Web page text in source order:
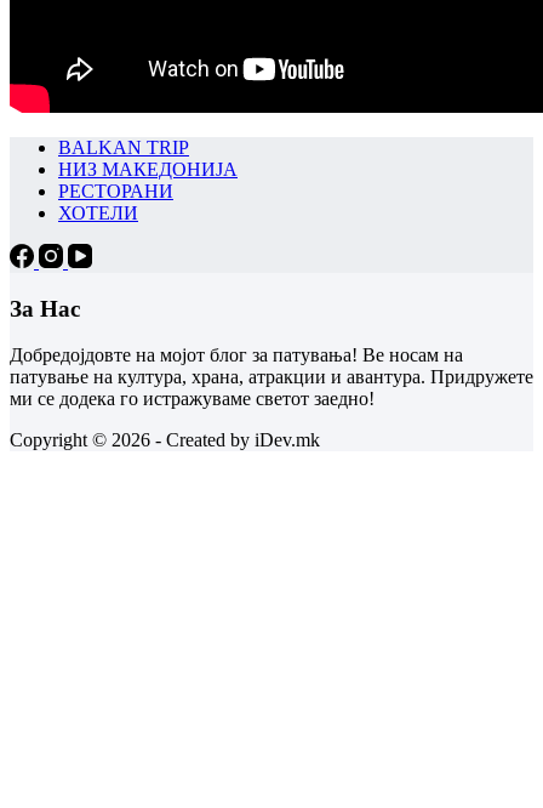
BALKAN TRIP
НИЗ МАКЕДОНИЈА
РЕСТОРАНИ
ХОТЕЛИ
За Нас
Добредојдовте на мојот блог за патувања! Ве носам на
патување на култура, храна, атракции и авантура. Придружете
ми се додека го истражуваме светот заедно!
Copyright © 2026 - Created by iDev.mk